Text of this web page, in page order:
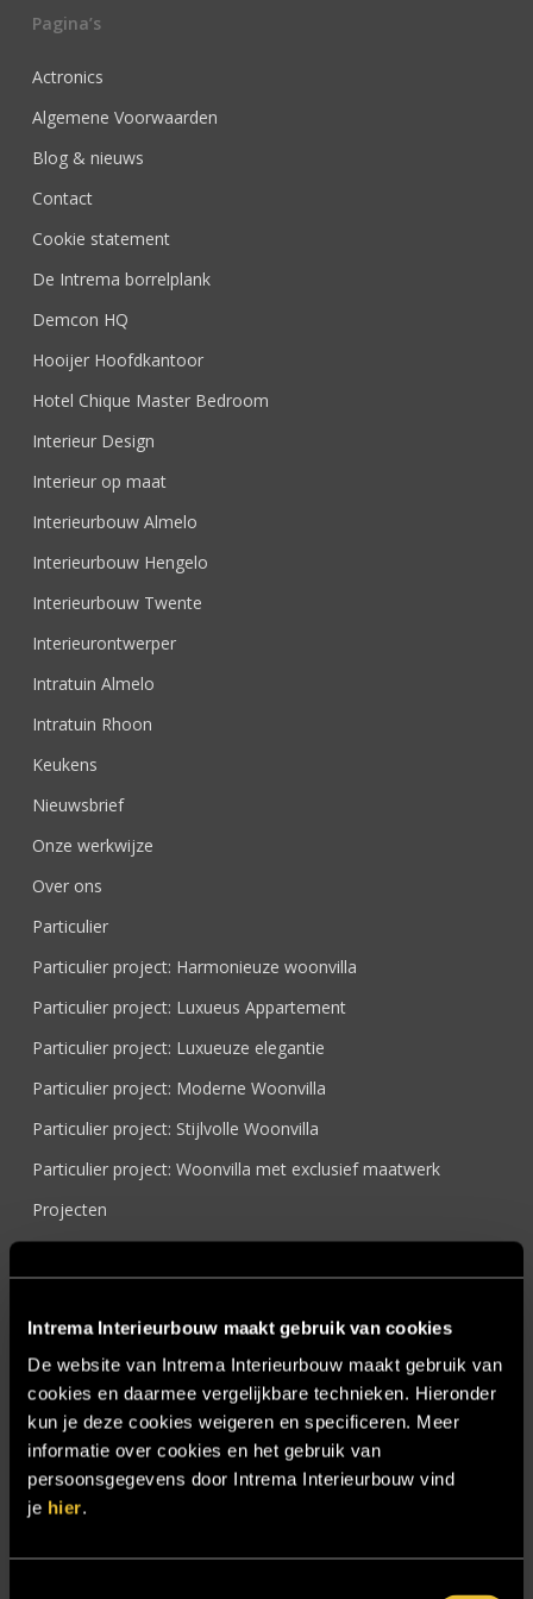
Intrema Interieurbouw maakt gebruik van cookies
De website van Intrema Interieurbouw maakt gebruik van
cookies en daarmee vergelijkbare technieken. Hieronder
kun je deze cookies weigeren en specificeren. Meer
informatie over cookies en het gebruik van
persoonsgegevens door Intrema Interieurbouw vind
je hier.
Pagina’s
Actronics
Algemene Voorwaarden
Blog & nieuws
Contact
Cookie statement
De Intrema borrelplank
Demcon HQ
Hooijer Hoofdkantoor
Hotel Chique Master Bedroom
Interieur Design
Interieur op maat
Interieurbouw Almelo
Interieurbouw Hengelo
Interieurbouw Twente
Interieurontwerper
Intratuin Almelo
Intratuin Rhoon
Keukens
Nieuwsbrief
Onze werkwijze
Over ons
Particulier
Particulier project: Harmonieuze woonvilla
Particulier project: Luxueus Appartement
Particulier project: Luxueuze elegantie
Particulier project: Moderne Woonvilla
Particulier project: Stijlvolle Woonvilla
Particulier project: Woonvilla met exclusief maatwerk
Projecten
Referenties
Sensire
Showroom
SIDN
Trebbe MiddenWest
TV lift